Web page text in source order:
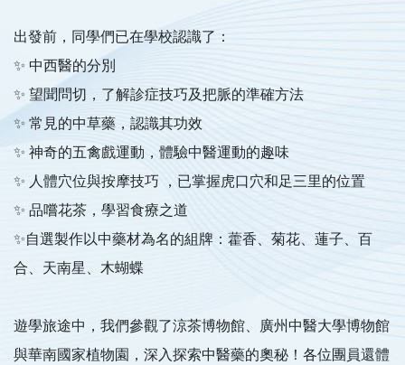
出發前，同學們已在學校認識了：
✨ 中西醫的分別
✨ 望聞問切，了解診症技巧及把脈的準確方法
✨ 常見的中草藥，認識其功效
✨ 神奇的五禽戲運動，體驗中醫運動的趣味
✨ 人體穴位與按摩技巧 ，已掌握虎口穴和足三里的位置
✨ 品嚐花茶，學習食療之道
✨自選製作以中藥材為名的組牌：藿香、菊花、蓮子、百
合、天南星、木蝴蝶
遊學旅途中，我們參觀了涼茶博物館、廣州中醫大學博物館
與華南國家植物園，深入探索中醫藥的奧秘！各位團員還體